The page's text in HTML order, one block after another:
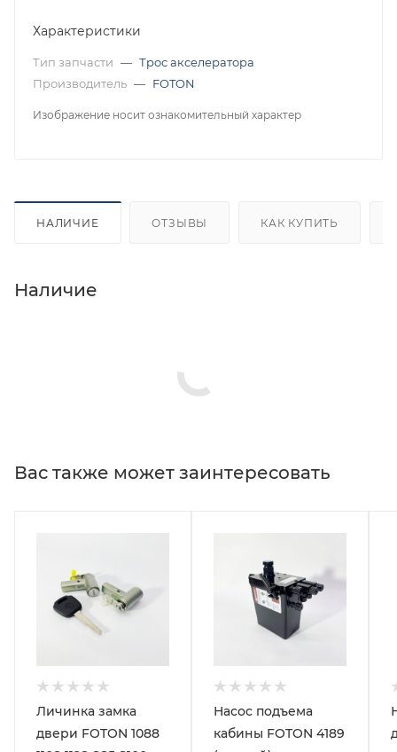
Характеристики
Тип запчасти — Трос акселератора
Производитель — FOTON
Изображение носит ознакомительный характер
НАЛИЧИЕ ОТЗЫВЫ КАК КУПИТЬ
Наличие
Вас также может заинтересовать
Личинка замка
двери FOTON 1088
Насос подъема
кабины FOTON 4189